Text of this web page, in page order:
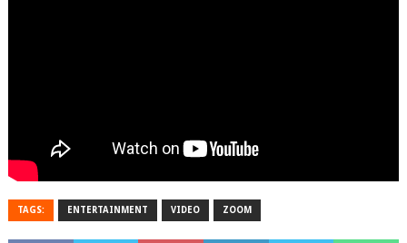
TAGS: ENTERTAINMENT VIDEO ZOOM